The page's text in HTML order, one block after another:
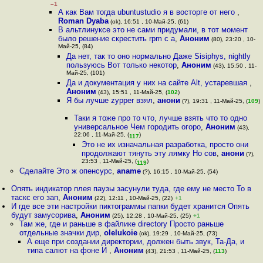
–1
А как Вам тогда ubuntustudio я в восторге от него ,
Roman Dyaba (ok), 16:51 , 10-Май-25, (61)
В альтлинуксе это не сами придумали, в тот момент
было решение скрестить rpm с a,Аноним (80), 23:20 , 10-
Май-25, (84)
Да нет, так то оно нормально Даже Sisiphys, nightly
пользуюсь Вот только некотор, Аноним (43), 15:50 , 11-
Май-25, (101)
Да и документация у них на сайте Alt, устаревшая ,
Аноним (43), 15:51 , 11-Май-25, (102)
Я бы лучше zypper взял, анони (?), 19:31 , 11-Май-25, (109)
Таки я тоже про то что, лучше взять что то одно
универсальное Чем городить огоро, Аноним (43),
22:06 , 11-Май-25, (117)
Это не их изначальная разработка, просто они
продолжают тянуть эту лямку Но сов,анони (?),
23:53 , 11-Май-25, (119)
Сделайте Это ж опенсурс, aname(?), 16:15 , 10-Май-25, (54)
Опять индикатор плея паузы засунули туда, где ему не место То в
таскс его зап,Аноним (22), 12:11 , 10-Май-25, (22) +1
И где все эти настройки пиктограммы папки будет хранится Опять
будут замусорива,Аноним (25), 12:28 , 10-Май-25, (25) +1
Там же, где и раньше в файлике directory Просто раньше
отдельные значки дир, olelukoie(ok), 19:29 , 10-Май-25, (73)
А еще при создании директории, должен быть звук, Та-Да, и
типа салют на фоне И , Аноним (43), 21:53 , 11-Май-25, (113)